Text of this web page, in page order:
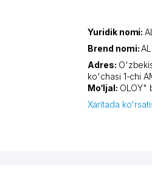
Yuridik nomi:
Brend nomi:
Adres:
ko'chasi 1-chi
Mo‘ljal: OLOY"
Xaritada